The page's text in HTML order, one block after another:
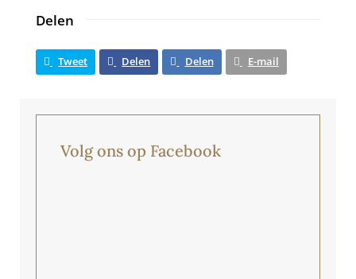
Delen
Tweet Delen Delen E-mail
Volg ons op Facebook